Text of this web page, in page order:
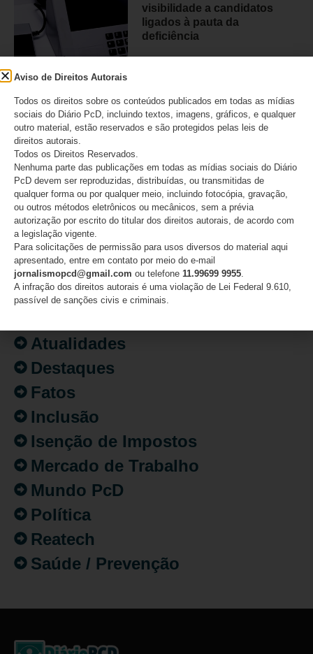
visibilidade a candidatos
ligados à pauta da
deficiência
Pais com deficiência:
números revelam uma
barreiras
09/08/2026
CATEGORIAS
Acessibilidade
Atualidades
Destaques
Fatos
Inclusão
Isenção de Impostos
Mercado de Trabalho
Mundo PcD
Política
Reatech
Saúde / Prevenção
Aviso de Direitos Autorais
Todos os direitos sobre os conteúdos publicados em todas as mídias
sociais do Diário PcD, incluindo textos, imagens, gráficos, e qualquer
outro material, estão reservados e são protegidos pelas leis de
direitos autorais.
Todos os Direitos Reservados.
Nenhuma parte das publicações em todas as mídias sociais do Diário
PcD devem ser reproduzidas, distribuídas, ou transmitidas de
qualquer forma ou por qualquer meio, incluindo fotocópia, gravação,
ou outros métodos eletrônicos ou mecânicos, sem a prévia
autorização por escrito do titular dos direitos autorais, de acordo com
a legislação vigente.
Para solicitações de permissão para usos diversos do material aqui
apresentado, entre em contato por meio do e-mail
jornalismopcd@gmail.com ou telefone 11.99699 9955
A infração dos direitos autorais é uma violação de Lei Federal 9.610,
passível de sanções civis e criminais.